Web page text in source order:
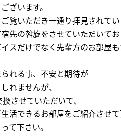
ざいます。
覧いただき一通り拝見されてい
先の斡旋をさせていただいてお
スだけでなく先輩方のお部屋
れる事、不安と期待が
れませんが、
させていただいて、
活できるお部屋をご紹介させて
て下さい。